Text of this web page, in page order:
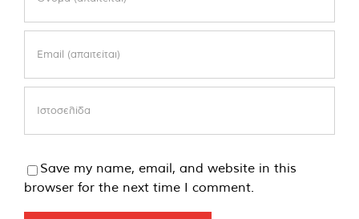
Save my name, email, and website in this
browser for the next time I comment.